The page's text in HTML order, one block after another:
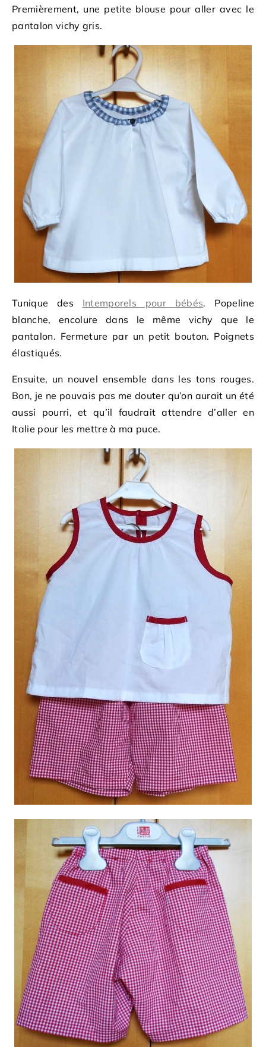
Premièrement, une petite blouse pour aller avec le
pantalon vichy gris.
Tunique des Intemporels pour bébés. Popeline
blanche, encolure dans le même vichy que le
pantalon. Fermeture par un petit bouton. Poignets
élastiqués.
Ensuite, un nouvel ensemble dans les tons rouges.
Bon, je ne pouvais pas me douter qu’on aurait un été
aussi pourri, et qu’il faudrait attendre d’aller en
Italie pour les mettre à ma puce.